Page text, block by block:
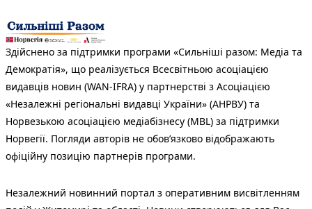
Здійснено за підтримки програми «Сильніші разом: Медіа та
Демократія», що реалізується Всесвітньою асоціацією
видавців новин (WAN-IFRA) у партнерстві з Асоціацією
«Незалежні регіональні видавці України» (АНРВУ) та
Норвезькою асоціацією медіабізнесу (MBL) за підтримки
Норвегії. Погляди авторів не обов’язково відображають
офіційну позицію партнерів програми.
Незалежний новинний портал з оперативним висвітленням